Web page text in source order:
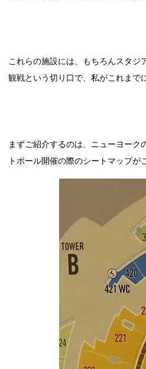
これらの施設には、もちろんスタ
観戦という切り口で、私がこれまで
まずご紹介するのは、ニューヨー
トボール開催の際のシートマップが